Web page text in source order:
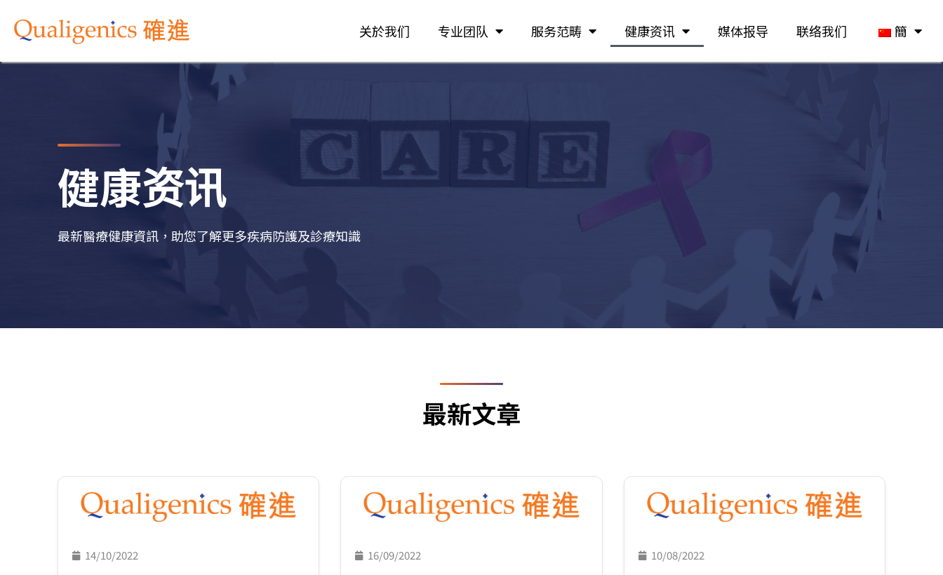
关於我们 专业团队 服务范畴 健康资讯 媒体报导 联络我们 簡
健康资讯
最新醫療健康資訊，助您了解更多疾病防護及診療知識
最新文章
14/10/2022 16/09/2022 10/08/2022